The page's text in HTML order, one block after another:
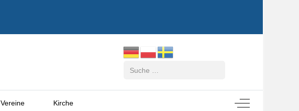
Vereine Kirche Off-Canvas